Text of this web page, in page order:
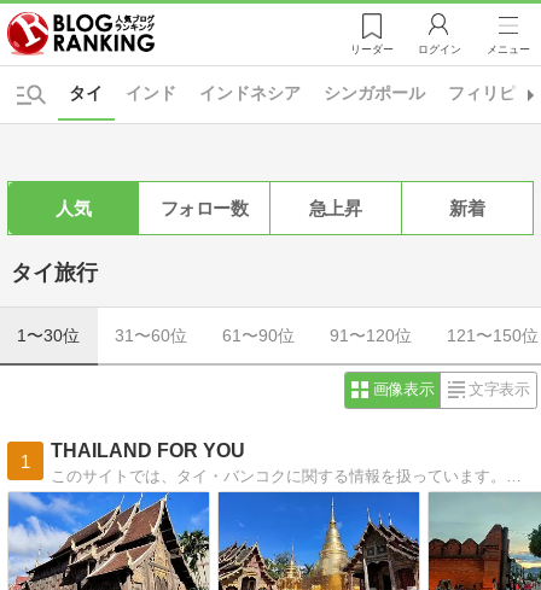
リーダー ログイン メニュー
インド インドネシア シンガポール
タイ フィリピン
人気 フォロー数 急上昇 新着
タイ旅行
1〜30位 31〜60位 61〜90位 91〜120位 121〜150位
画像表示 文字表示
1
THAILAND FOR YOU